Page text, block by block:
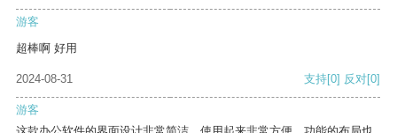
游客
超棒啊 好用
2024-08-31 支持[0] 反对[0]
游客